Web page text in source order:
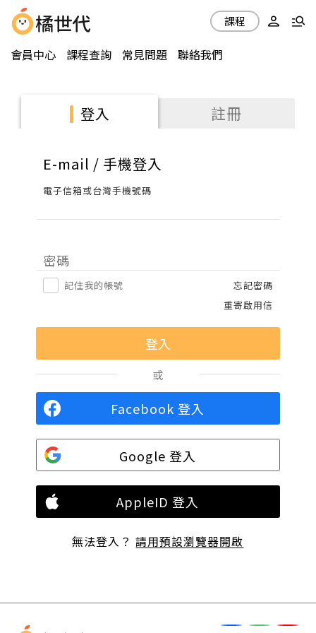
會員中心 課程查詢 常見問題 聯絡我們
課程
登入 註冊
E-mail / 手機登入
電子信箱或台灣手機號碼
密碼
記住我的帳號
忘記密碼
重寄啟用信
或
Facebook 登入
Google 登入
AppleID 登入
無法登入？請用預設瀏覽器開啟